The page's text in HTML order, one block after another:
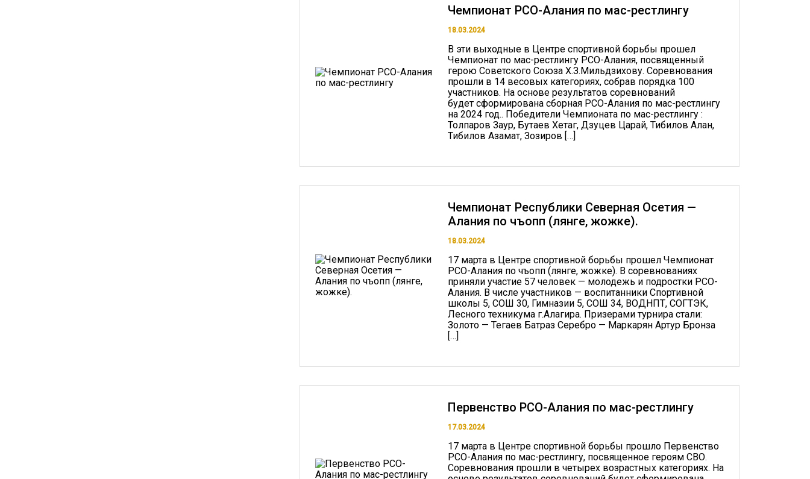
Чемпионат РСО-Алания по мас-рестлингу
18.03.2024
В эти выходные в Центре спортивной борьбы про­шел
Чемпионат по мас-рестлингу РСО-Алания, посвященный
герою Советского Союза Х.З.Мильдзихову. Соревнования
прошли в 14 весовых ка­тегориях, собрав порядка 100
участников. На основе результатов соревнований
будет сформирована сборная РСО-Алания по мас-ре­стлингу
на 2024 год.. Победители Чемпионата по мас-рестлингу :
Толпаров Заур, Бутаев Хетаг, Дзуцев Царай, Тибилов Алан,
Тибилов Азамат, Зозиров […]
Чемпионат Республики Северная Осетия —
Алания по чъопп (лянге, жожке).
18.03.2024
17 марта в Центре спортивной борьбы про­шел Чемпионат
РСО-Алания по чъопп (лянге, жожке). В соревно­ваниях
приняли участие 57 человек — молодежь и подростки РСО-
Алания. В числе участников — воспитанники Спортивной
школы 5, СОШ 30, Гимназии 5, СОШ 34, ВОДНПТ, СОГТЭК,
Лесного техникума г.Алагира. Призерами турнира стали:
Золото — Тегаев Батраз Серебро — Маркарян Артур Бронза
[…]
Первенство РСО-Алания по мас-рестлингу
17.03.2024
17 марта в Центре спортивной борьбы про­шло Перв­енство
РСО-Алания по мас-рестлингу, посвященное героям СВО.
Соревнования прошли в четырех возрастных ка­тегориях. На